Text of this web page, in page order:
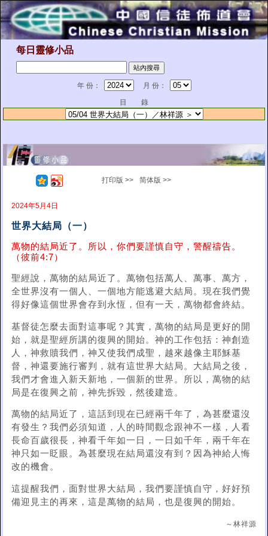
每日靈修小品
年 份：
月 份：
目 錄
打印版 >> 简体版 >>
2024年5月4日
世界大結局（一）
萬物的結局近了。所以，你們要謹慎自守，警醒禱告。
（彼前4:7）
聖經說，萬物的結局近了。萬物包括萬人、萬事、萬方，
全世界沒有一個人、一個地方能逃避大結局。現在我們覺
得好像這個世界會存到永恆，但有一天，萬物都會終結。
基督徒怎麼去面對這事呢？其實，萬物的結局是更好的開
始，就是聖經所講的復興的開始。神的工作包括：神創造
人，神救贖我們，神又使我們成聖，越來越像主耶穌基
督，神還要施行審判，就有這世界大結局。大結局之後，
我們才會進入新天新地，一個新的世界。所以，萬物的結
局是在復興之前，神先拆毀，然後建造。
萬物的結局近了，這話到現在已經兩千年了，為甚麼還沒
有發生？我們必須知道，人的時間觀念跟神不一樣，人看
長命百歲很長，神看千年如一日，一日如千年，兩千年在
神只如一眨眼。為甚麼現在結局還沒有到？因為神給人悔
改的機會。
這提醒我們，面對世界大結局，我們要謹慎自守，好好預
備迎見主的再來，這是萬物的結局，也是復興的開始。
～林祥源